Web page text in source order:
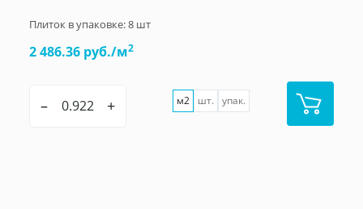
Плиток в упаковке:8 шт
2 486.36 руб./м2
– + м2 шт. упак.